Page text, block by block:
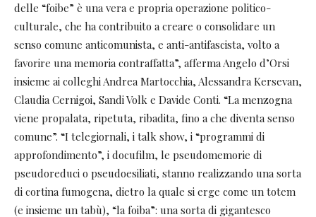
delle “foibe” è una vera e propria operazione politico-
culturale, che ha contribuito a creare o consolidare un
senso comune anticomunista, e anti-antifascista, volto a
favorire una memoria contraffatta”, afferma Angelo d’Orsi
insieme ai colleghi Andrea Martocchia, Alessandra Kersevan,
Claudia Cernigoi, Sandi Volk e Davide Conti. “La menzogna
viene propalata, ripetuta, ribadita, fino a che diventa senso
comune”. “I telegiornali, i talk show, i “programmi di
approfondimento”, i docufilm, le pseudomemorie di
pseudoreduci o pseudoesiliati, stanno realizzando una sorta
di cortina fumogena, dietro la quale si erge come un totem
(e insieme un tabù), “la foiba”: una sorta di gigantesco